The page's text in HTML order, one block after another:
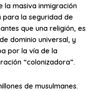
la masiva inmigración
para la seguridad de
que una religión, es
dominio universal, y
por la vía de la
“colonizadora”.
de musulmanes.